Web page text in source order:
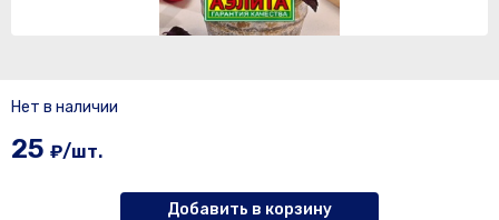
Нет в наличии
25 ₽/шт.
Добавить в корзину